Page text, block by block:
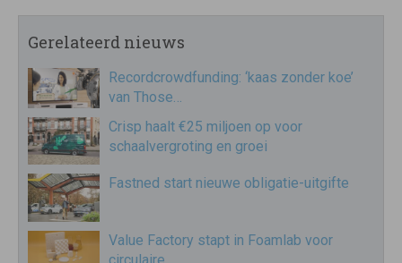
Gerelateerd nieuws
Recordcrowdfunding: ‘kaas zonder koe’
van Those…
Crisp haalt €25 miljoen op voor
schaalvergroting en groei
Fastned start nieuwe obligatie-uitgifte
Value Factory stapt in Foamlab voor